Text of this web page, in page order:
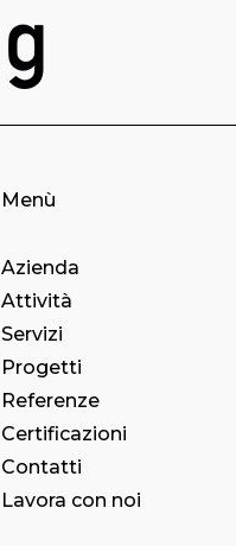
Menù
Azienda
Attività
Servizi
Progetti
Referenze
Certificazioni
Contatti
Lavora con noi